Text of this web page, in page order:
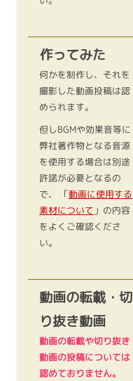
作ってみた
何かを制作し、それを
撮影した動画投稿は認
められます。
但しBGMや効果音等に
弊社著作物となる音源
を使用する場合は別途
許諾が必要となるの
で、 「動画に使用する
素材について 」の内容
をよくご確認くださ
い。
動画の転載・切
り抜き動画
動画の転載や切り抜き
動画の投稿については
認めておりません。